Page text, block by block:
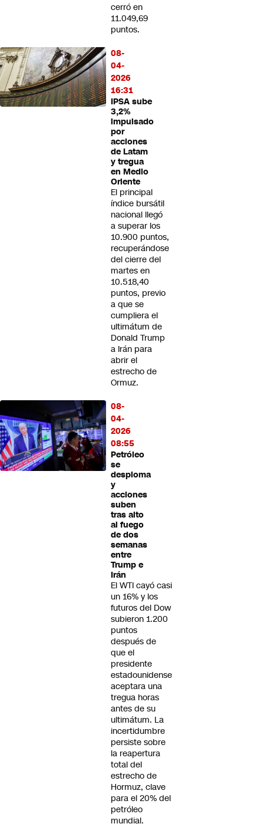
cerró en
11.049,69
puntos.
08-
04-
2026
16:31
IPSA sube
3,2%
impulsado
por
acciones
de Latam
y tregua
en Medio
Oriente
El principal
índice bursátil
nacional llegó
a superar los
10.900 puntos,
recuperándose
del cierre del
martes en
10.518,40
puntos, previo
a que se
cumpliera el
ultimátum de
Donald Trump
a Irán para
abrir el
estrecho de
Ormuz.
08-
04-
2026
08:55
Petróleo
se
desploma
y
acciones
suben
tras alto
al fuego
de dos
semanas
entre
Trump e
Irán
El WTI cayó casi
un 16% y los
futuros del Dow
subieron 1.200
puntos
después de
que el
presidente
estadounidense
aceptara una
tregua horas
antes de su
ultimátum. La
incertidumbre
persiste sobre
la reapertura
total del
estrecho de
Hormuz, clave
para el 20% del
petróleo
mundial.